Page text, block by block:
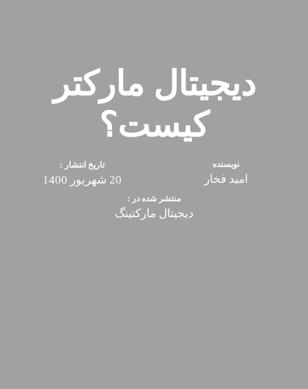
دیجیتال مارکتر
کیست؟
نویسنده
امید فخار
تاریخ انتشار :
20 شهریور 1400
منتشر شده در :
دیجیتال مارکتینگ